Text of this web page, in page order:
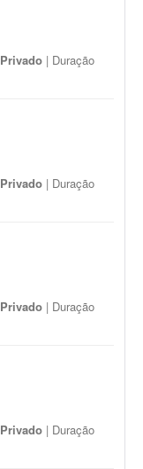
Privado | Duração
Privado | Duração
Privado | Duração
Privado | Duração